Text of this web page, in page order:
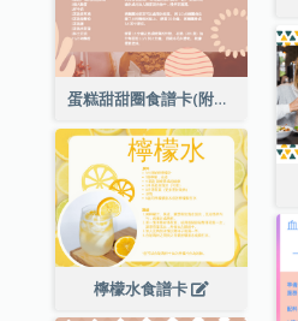
蛋糕甜甜圈食譜卡(附時長)
檸檬水食譜卡